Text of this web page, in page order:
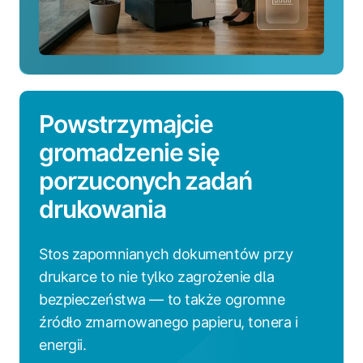
Powstrzymajcie
gromadzenie się
porzuconych zadań
drukowania
Stos zapomnianych dokumentów przy
drukarce to nie tylko zagrożenie dla
bezpieczeństwa — to także ogromne
źródło zmarnowanego papieru, tonera i
energii.